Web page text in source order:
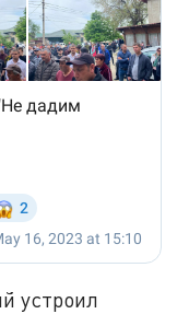
устроил